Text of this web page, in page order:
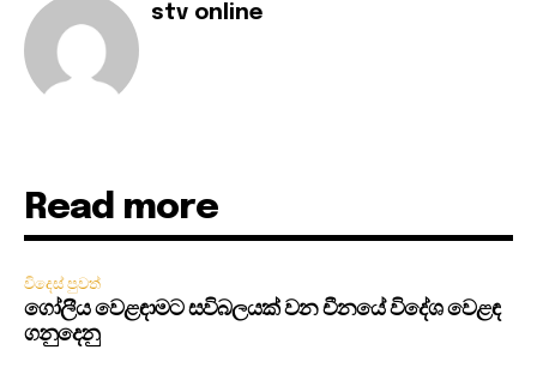
stv online
Read more
විදෙස් පුවත්
ගෝලීය වෙළඳාමට සවිබලයක් වන චීනයේ විදේශ වෙළඳ
ගනුදෙනු